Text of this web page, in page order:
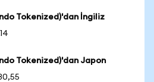
Tokenized)'dan İngiliz
Tokenized)'dan Japon